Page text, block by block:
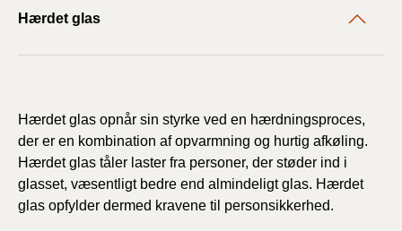
Hærdet glas
Hærdet glas opnår sin styrke ved en hærdningsproces,
der er en kombination af opvarmning og hurtig afkøling.
Hærdet glas tåler laster fra personer, der støder ind i
glasset, væsentligt bedre end almindeligt glas. Hærdet
glas opfylder dermed kravene til personsikkerhed.